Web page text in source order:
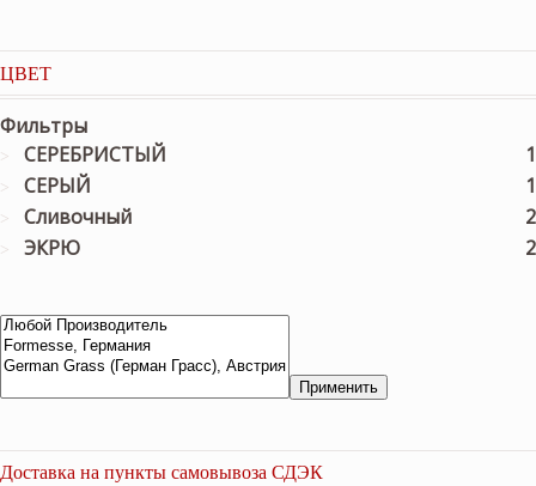
ЦВЕТ
Фильтры
СЕРЕБРИСТЫЙ
1
СЕРЫЙ
1
Сливочный
2
ЭКРЮ
2
Применить
Доставка на пункты самовывоза СДЭК